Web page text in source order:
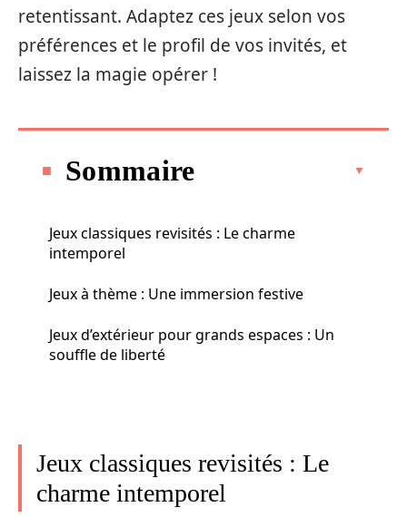
retentissant. Adaptez ces jeux selon vos
préférences et le profil de vos invités, et
laissez la magie opérer !
Sommaire
Jeux classiques revisités : Le charme
intemporel
Jeux à thème : Une immersion festive
Jeux d’extérieur pour grands espaces : Un
souffle de liberté
Jeux classiques revisités : Le
charme intemporel